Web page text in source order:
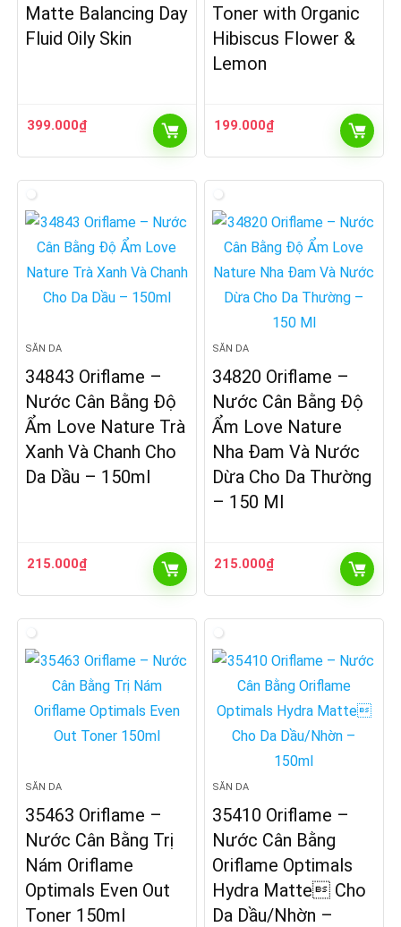
Matte Balancing Day
Fluid Oily Skin
399.000₫
Toner with Organic
Hibiscus Flower &
Lemon
199.000₫
SĂN DA
34843 Oriflame –
Nước Cân Bằng Độ
Ẩm Love Nature Trà
Xanh Và Chanh Cho
Da Dầu – 150ml
215.000₫
SĂN DA
34820 Oriflame –
Nước Cân Bằng Độ
Ẩm Love Nature
Nha Đam Và Nước
Dừa Cho Da Thường
– 150 Ml
215.000₫
SĂN DA
35463 Oriflame –
Nước Cân Bằng Trị
Nám Oriflame
Optimals Even Out
Toner 150ml
SĂN DA
35410 Oriflame –
Nước Cân Bằng
Oriflame Optimals
Hydra Matte Cho
Da Dầu/Nhờn –